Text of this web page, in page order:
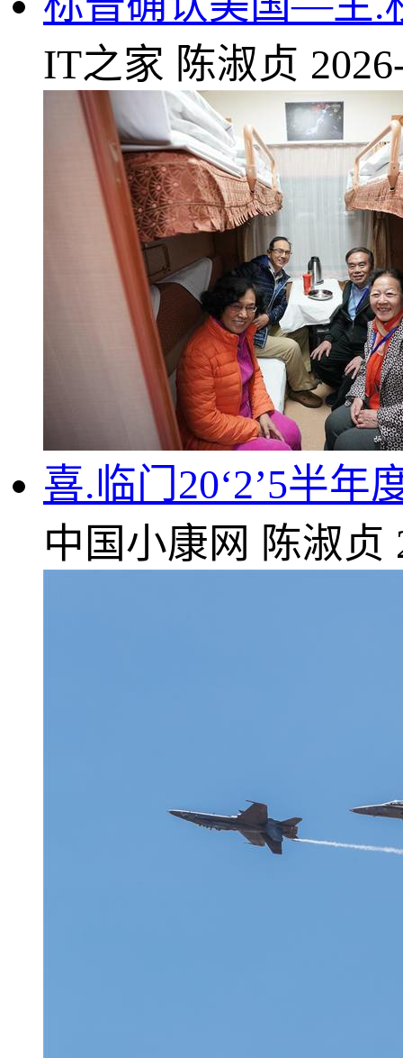
IT之家 陈淑贞
喜.临门20‘2’5半年
中国小康网 陈淑贞